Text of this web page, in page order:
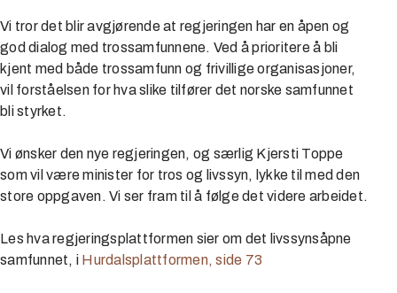
Vi tror det blir avgjørende at regjeringen har en åpen og
god dialog med trossamfunnene. Ved å prioritere å bli
kjent med både trossamfunn og frivillige organisasjoner,
vil forståelsen for hva slike tilfører det norske samfunnet
bli styrket.
Vi ønsker den nye regjeringen, og særlig Kjersti Toppe
som vil være minister for tros og livssyn, lykke til med den
store oppgaven. Vi ser fram til å følge det videre arbeidet.
Les hva regjeringsplattformen sier om det livssynsåpne
samfunnet, i Hurdalsplattformen, side 73